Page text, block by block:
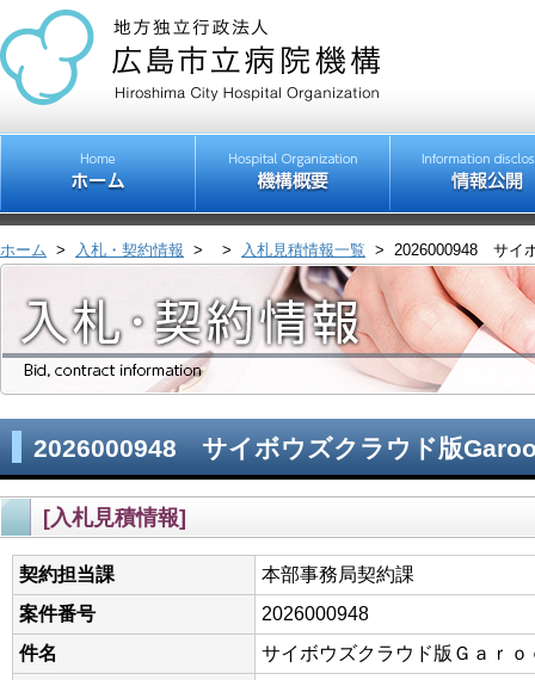
ホーム > 入札・契約情報 > > 入札見積情報一覧 > 2026000948 サイ
2026000948 サイボウズクラウド版
[入札見積情報]
契約担当課
本部事務局契約課
案件番号
2026000948
件名
サイボウズクラウド版Ｇａｒ